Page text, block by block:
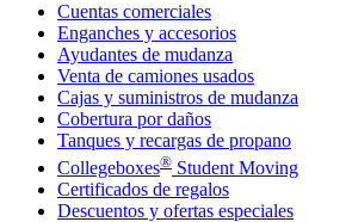
Cuentas comerciales
Enganches y accesorios
Ayudantes de mudanza
Venta de camiones usados
Cajas y suministros de mudanza
Cobertura por daños
Tanques y recargas de propano
Collegeboxes® Student Moving
Certificados de regalos
Descuentos y ofertas especiales